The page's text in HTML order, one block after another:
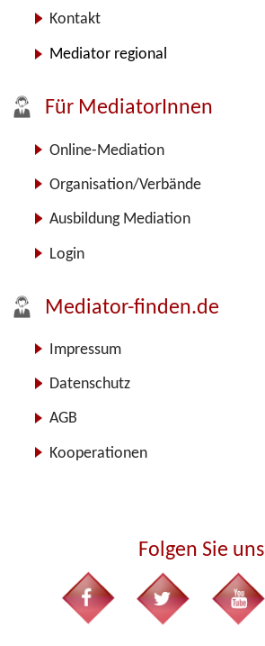
Kontakt
Mediator regional
Für MediatorInnen
Online-Mediation
Organisation/Verbände
Ausbildung Mediation
Login
Mediator-finden.de
Impressum
Datenschutz
AGB
Kooperationen
Folgen Sie uns